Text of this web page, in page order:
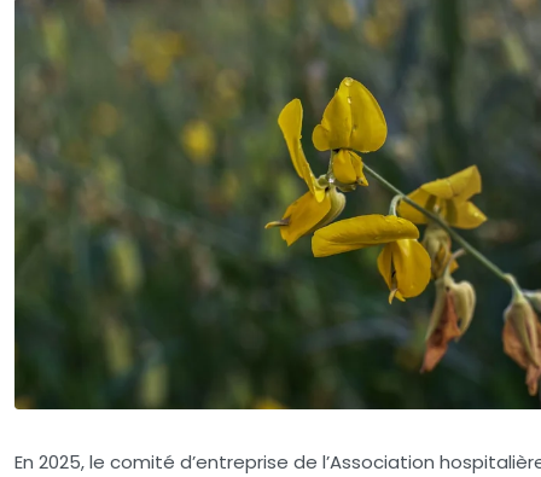
En 2025, le comité d’entreprise de l’Association